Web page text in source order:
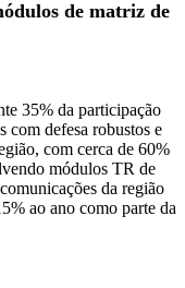
de matriz de
35% da participação
com defesa robustos e
com cerca de 60%
módulos TR de
da região
ao ano como parte da